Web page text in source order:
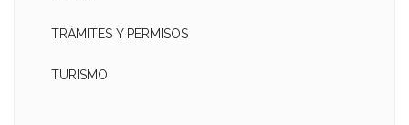
TRÁMITES Y PERMISOS
TURISMO